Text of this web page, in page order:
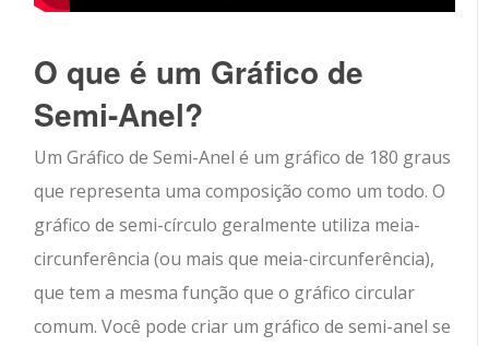
O que é um Gráfico de
Semi-Anel?
Um Gráfico de Semi-Anel é um gráfico de 180 graus
que representa uma composição como um todo. O
gráfico de semi-círculo geralmente utiliza meia-
circunferência (ou mais que meia-circunferência),
que tem a mesma função que o gráfico circular
comum. Você pode criar um gráfico de semi-anel se